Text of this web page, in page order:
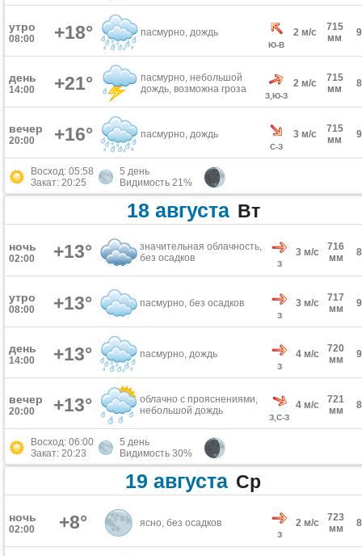
утро
08:00 +18° пасмурно, дождь
Ю-В
2 м/с
715
мм
день
14:00 +21°
пасмурно, небольшой
дождь, возможна гроза
З,Ю-З
2 м/с
715
мм
вечер
20:00 +16° пасмурно, дождь
С-З
3 м/с
715
мм
Восход: 05:58
Закат: 20:25
5 день
Видимость 21%
18 августа Вт
ночь
02:00 +13°
значительная облачность,
без осадков
З
3 м/с
716
мм
утро
08:00 +13° пасмурно, без осадков
З
3 м/с
717
мм
день
14:00 +13° пасмурно, дождь
З
4 м/с
720
мм
вечер
20:00 +13°
облачно с прояснениями,
небольшой дождь
З,С-З
4 м/с
721
мм
Восход: 06:00
Закат: 20:23
5 день
Видимость 30%
19 августа Ср
ночь
02:00 +8° ясно, без осадков
З
2 м/с
723
мм